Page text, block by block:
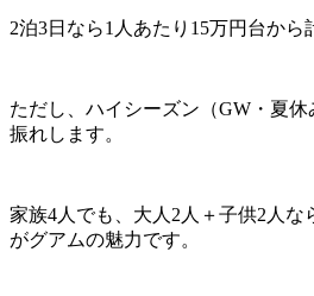
2泊3日なら1人あたり15万円台か
ただし、ハイシーズン（GW・夏
振れします。
家族4人でも、大人2人＋子供2人
がグアムの魅力です。